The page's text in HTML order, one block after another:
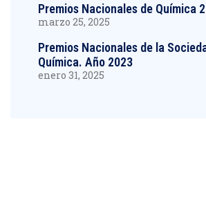
Premios Nacionales de Química
marzo 25, 2025
Premios Nacionales de la
Química. Año 2023
enero 31, 2025